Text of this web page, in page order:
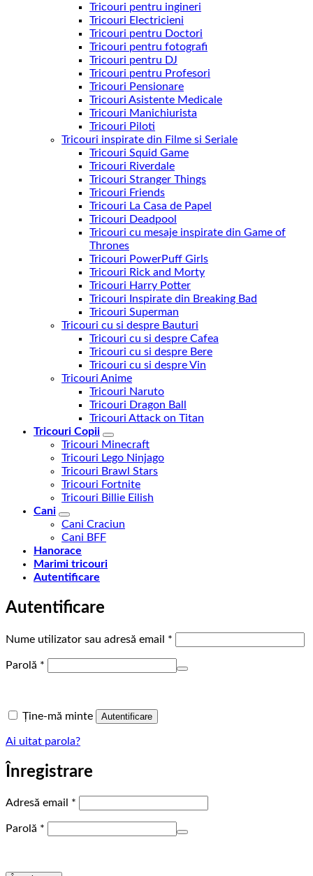
Tricouri pentru ingineri
Tricouri Electricieni
Tricouri pentru Doctori
Tricouri pentru fotografi
Tricouri pentru DJ
Tricouri pentru Profesori
Tricouri Pensionare
Tricouri Asistente Medicale
Tricouri Manichiurista
Tricouri Piloti
Tricouri inspirate din Filme si Seriale
Tricouri Squid Game
Tricouri Riverdale
Tricouri Stranger Things
Tricouri Friends
Tricouri La Casa de Papel
Tricouri Deadpool
Tricouri cu mesaje inspirate din Game of
Thrones
Tricouri PowerPuff Girls
Tricouri Rick and Morty
Tricouri Harry Potter
Tricouri Inspirate din Breaking Bad
Tricouri Superman
Tricouri cu si despre Bauturi
Tricouri cu si despre Cafea
Tricouri cu si despre Bere
Tricouri cu si despre Vin
Tricouri Anime
Tricouri Naruto
Tricouri Dragon Ball
Tricouri Attack on Titan
Tricouri Copii
Tricouri Minecraft
Tricouri Lego Ninjago
Tricouri Brawl Stars
Tricouri Fortnite
Tricouri Billie Eilish
Cani
Cani Craciun
Cani BFF
Hanorace
Marimi tricouri
Autentificare
Autentificare
Nume utilizator sau adresă email *
Parolă *
Ține-mă minte Autentificare
Ai uitat parola?
Înregistrare
Adresă email *
Parolă *